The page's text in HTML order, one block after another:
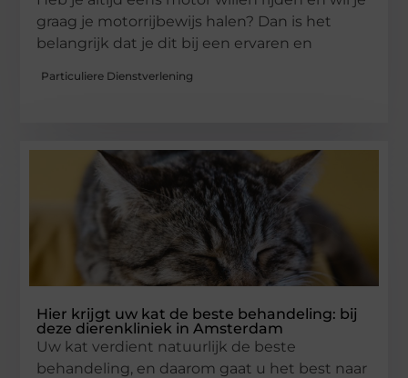
graag je motorrijbewijs halen? Dan is het
belangrijk dat je dit bij een ervaren en
Particuliere Dienstverlening
Hier krijgt uw kat de beste behandeling: bij
deze dierenkliniek in Amsterdam
Uw kat verdient natuurlijk de beste
behandeling, en daarom gaat u het best naar